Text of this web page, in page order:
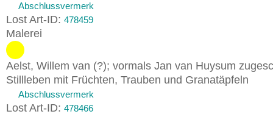
Abschlussvermerk
Lost Art-ID: 478459
Malerei
Aelst, Willem van (?); vormals Jan van Huysum
Stillleben mit Früchten, Trauben und Granatäpfeln
Abschlussvermerk
Lost Art-ID: 478466